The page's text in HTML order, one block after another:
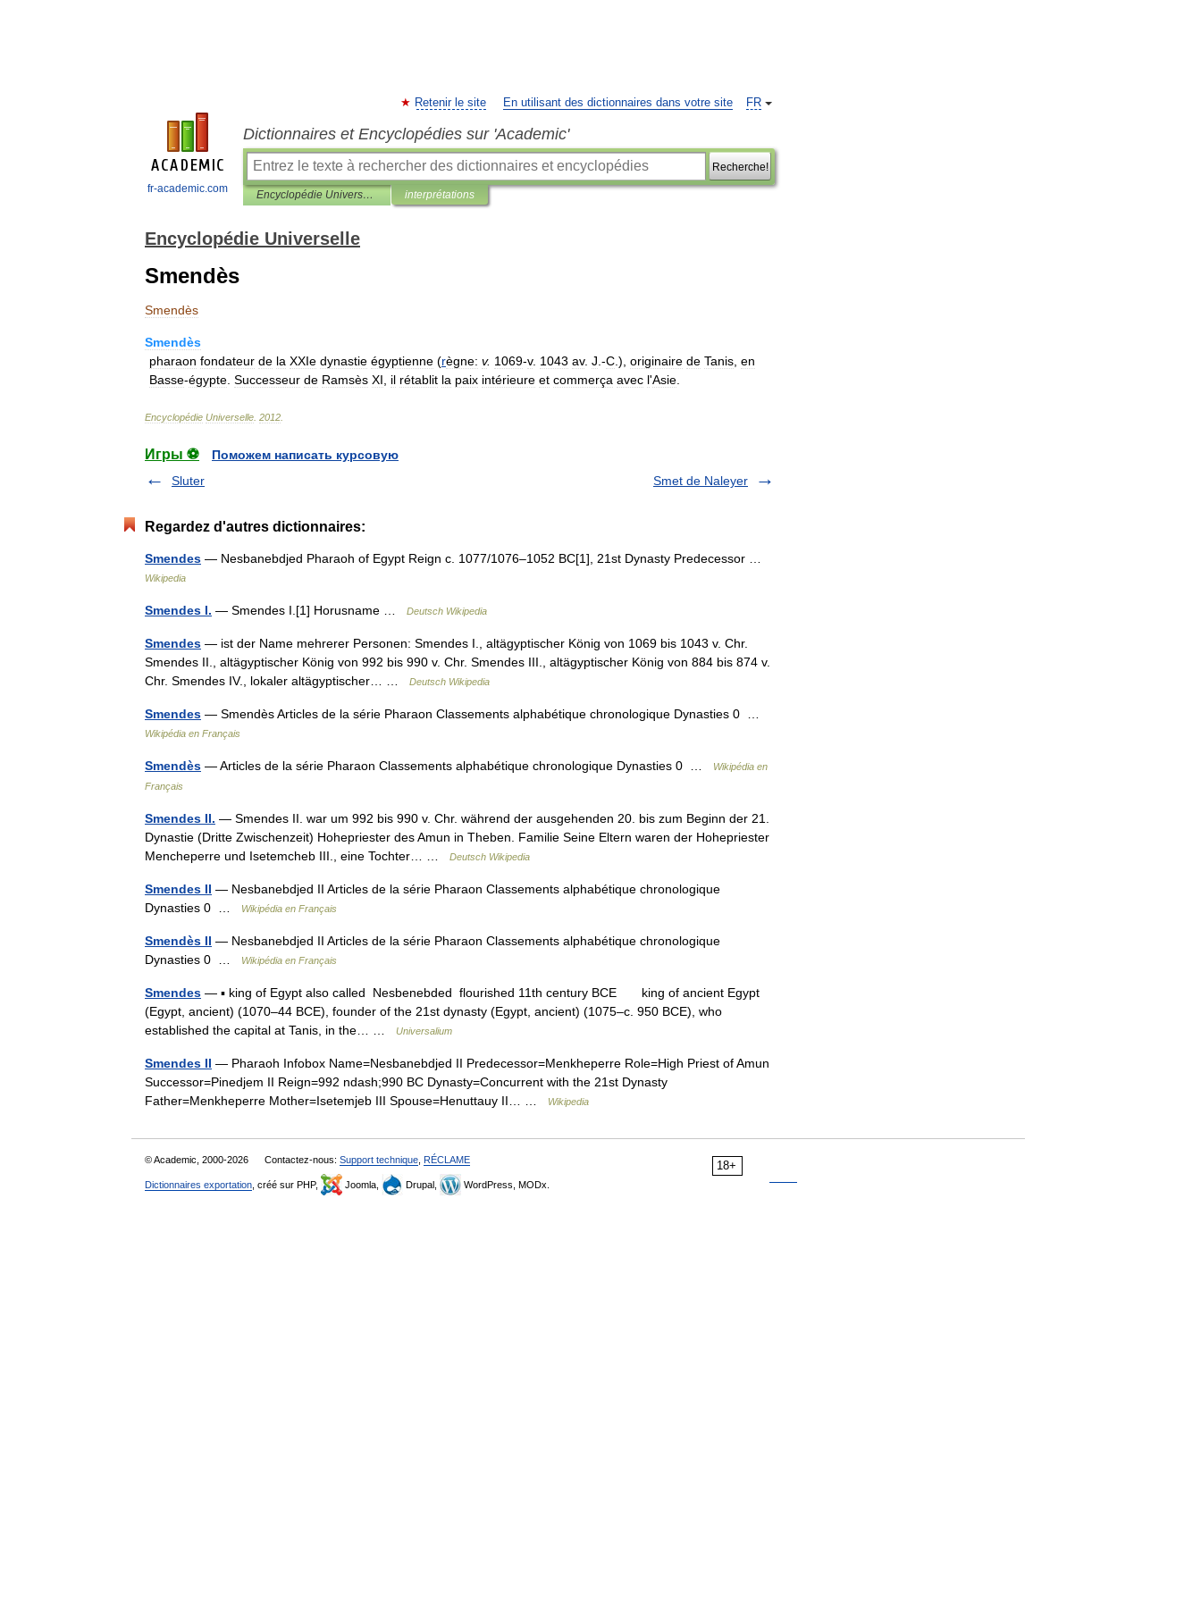
fr-academic.com
FR
Retenir le site En utilisant des dictionnaires dans votre site
Dictionnaires et Encyclopédies sur 'Academic'
Recherche!
Encyclopédie Universelle interprétations
Encyclopédie Universelle
Smendès
Smendès
Smendès
pharaon fondateur de la XXIe dynastie égyptienne (règne: v. 1069-v. 1043 av. J .-C .), originaire de Tanis en
Basse-égypte Successeur de Ramsès XI il rétablit la paix intérieure et commerça avec l'Asie
Encyclopédie Universelle 2012
Игры ⚽
Поможем написать курсовую
Sluter
Smet de Naleyer
Regardez d'autres dictionnaires:
Smendes — Nesbanebdjed Pharaoh of Egypt Reign c. 1077/1076–1052 BC[1], 21st Dynasty Predecessor …
Wikipedia
Smendes I. — Smendes I.[1] Horusname … Deutsch Wikipedia
Smendes — ist der Name mehrerer Personen: Smendes I., altägyptischer König von 1069 bis 1043 v. Chr.
Smendes II., altägyptischer König von 992 bis 990 v. Chr. Smendes III., altägyptischer König von 884 bis 874 v.
Chr. Smendes IV., lokaler altägyptischer… …
Deutsch Wikipedia
Smendes — Smendès Articles de la série Pharaon Classements alphabétique chronologique Dynasties 0 …
Wikipédia en Français
Smendès — Articles de la série Pharaon Classements alphabétique chronologique Dynasties 0 …
Wikipédia en
Français
Smendes II. — Smendes II. war um 992 bis 990 v. Chr. während der ausgehenden 20. bis zum Beginn der 21.
Dynastie (Dritte Zwischenzeit) Hohepriester des Amun in Theben. Familie Seine Eltern waren der Hohepriester
Mencheperre und Isetemcheb III., eine Tochter… …
Deutsch Wikipedia
Smendes II — Nesbanebdjed II Articles de la série Pharaon Classements alphabétique chronologique
Dynasties 0 …
Wikipédia en Français
Smendès II — Nesbanebdjed II Articles de la série Pharaon Classements alphabétique chronologique
Dynasties 0 …
Wikipédia en Français
Smendes — ▪ king of Egypt also called Nesbenebded flourished 11th century BCE king of ancient Egypt
(Egypt, ancient) (1070–44 BCE), founder of the 21st dynasty (Egypt, ancient) (1075–c. 950 BCE), who
established the capital at Tanis, in the… …
Universalium
Smendes II — Pharaoh Infobox Name=Nesbanebdjed II Predecessor=Menkheperre Role=High Priest of Amun
Successor=Pinedjem II Reign=992 ndash;990 BC Dynasty=Concurrent with the 21st Dynasty
Father=Menkheperre Mother=Isetemjeb III Spouse=Henuttauy II… …
Wikipedia
18+
© Academic, 2000-2026 Contactez-nous: Support technique RÉCLAME
Dictionnaires exportation , créé sur PHP, Joomla, Drupal, WordPress, MODx.